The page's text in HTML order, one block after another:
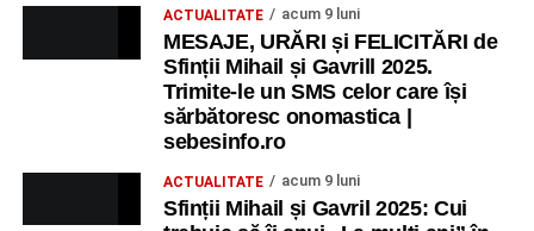
ACTUALITATE acum 9 luni
MESAJE, URĂRI și FELICITĂRI de
Sfinții Mihail și Gavrill 2025.
Trimite-le un SMS celor care își
sărbătoresc onomastica |
sebesinfo.ro
ACTUALITATE acum 9 luni
Sfinții Mihail și Gavril 2025: Cui